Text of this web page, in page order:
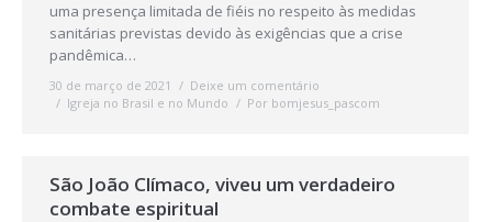
uma presença limitada de fiéis no respeito às medidas
sanitárias previstas devido às exigências que a crise
pandêmica…
30 de março de 2021
Deixe um comentário
Igreja no Brasil e no Mundo
Por bomjesus_pascom
São João Clímaco, viveu um verdadeiro
combate espiritual